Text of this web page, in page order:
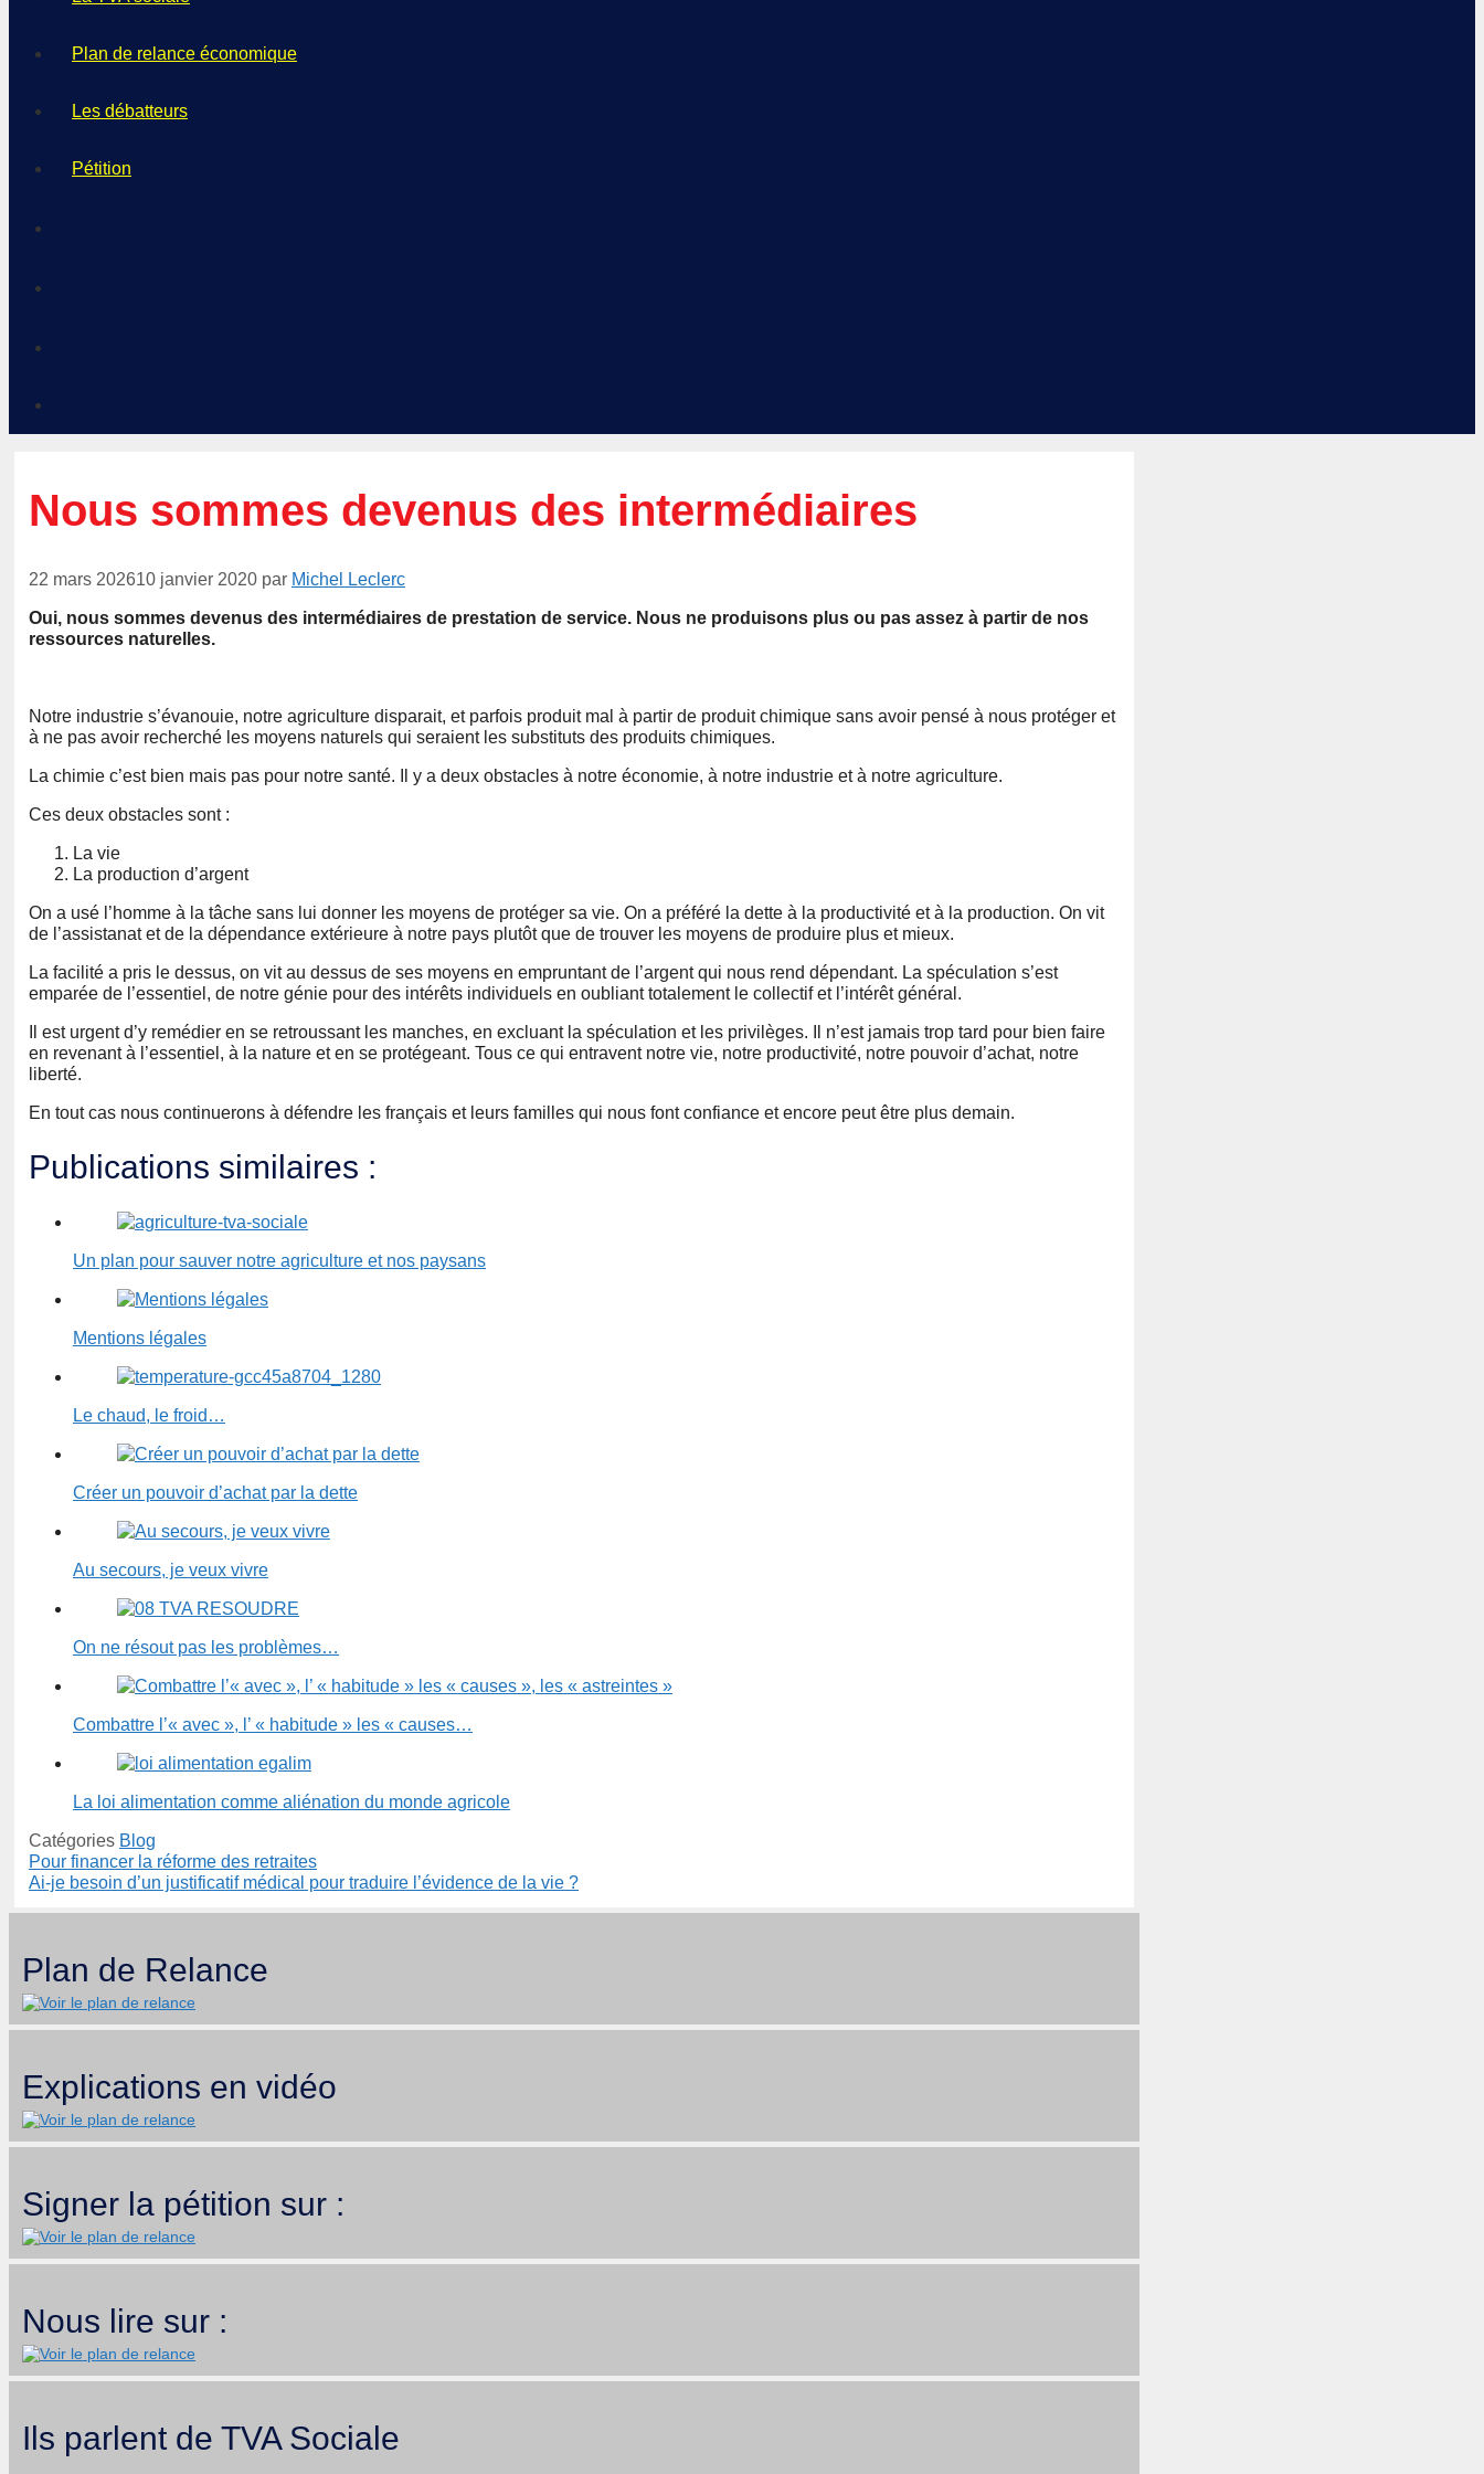
Plan de relance économique
Les débatteurs
Pétition
Nous sommes devenus des intermédiaires
22 mars 202610 janvier 2020 par Michel Leclerc
Oui, nous sommes devenus des intermédiaires de prestation de service. Nous ne produisons plus ou pas assez à partir de nos
ressources naturelles.
Notre industrie s’évanouie, notre agriculture disparait, et parfois produit mal à partir de produit chimique sans avoir pensé à nous protéger et
à ne pas avoir recherché les moyens naturels qui seraient les substituts des produits chimiques.
La chimie c’est bien mais pas pour notre santé. Il y a deux obstacles à notre économie, à notre industrie et à notre agriculture.
Ces deux obstacles sont :
La vie
La production d’argent
On a usé l’homme à la tâche sans lui donner les moyens de protéger sa vie. On a préféré la dette à la productivité et à la production. On vit
de l’assistanat et de la dépendance extérieure à notre pays plutôt que de trouver les moyens de produire plus et mieux.
La facilité a pris le dessus, on vit au dessus de ses moyens en empruntant de l’argent qui nous rend dépendant. La spéculation s’est
emparée de l’essentiel, de notre génie pour des intérêts individuels en oubliant totalement le collectif et l’intérêt général.
Il est urgent d’y remédier en se retroussant les manches, en excluant la spéculation et les privilèges. Il n’est jamais trop tard pour bien faire
en revenant à l’essentiel, à la nature et en se protégeant. Tous ce qui entravent notre vie, notre productivité, notre pouvoir d’achat, notre
liberté.
En tout cas nous continuerons à défendre les français et leurs familles qui nous font confiance et encore peut être plus demain.
Publications similaires :
Un plan pour sauver notre agriculture et nos paysans
Mentions légales
Le chaud, le froid…
Créer un pouvoir d’achat par la dette
Au secours, je veux vivre
On ne résout pas les problèmes…
Combattre l’« avec », l’ « habitude » les « causes…
La loi alimentation comme aliénation du monde agricole
Catégories Blog
Pour financer la réforme des retraites
Ai-je besoin d’un justificatif médical pour traduire l’évidence de la vie ?
Plan de Relance
Explications en vidéo
Signer la pétition sur :
Nous lire sur :
Ils parlent de TVA Sociale